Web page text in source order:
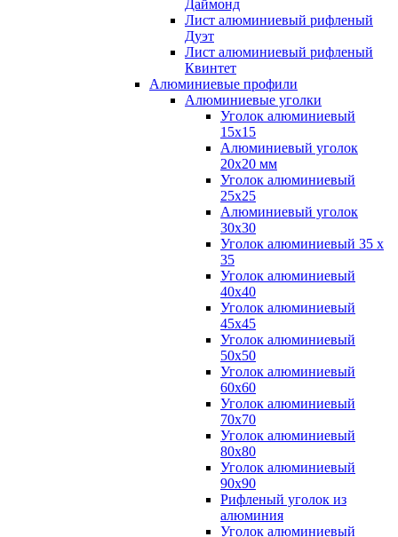
Даймонд
Лист алюминиевый рифленый
Дуэт
Лист алюминиевый рифленый
Квинтет
Алюминиевые профили
Алюминиевые уголки
Уголок алюминиевый
15х15
Алюминиевый уголок
20х20 мм
Уголок алюминиевый
25х25
Алюминиевый уголок
30х30
Уголок алюминиевый 35 х
35
Уголок алюминиевый
40х40
Уголок алюминиевый
45х45
Уголок алюминиевый
50х50
Уголок алюминиевый
60х60
Уголок алюминиевый
70х70
Уголок алюминиевый
80х80
Уголок алюминиевый
90х90
Рифленый уголок из
алюминия
Уголок алюминиевый